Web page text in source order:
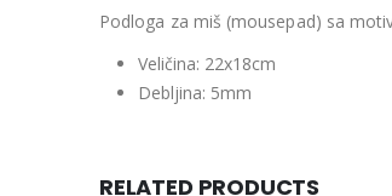
Podloga za miš (mousepad) sa
Veličina: 22x18cm
Debljina: 5mm
RELATED PRODUCTS